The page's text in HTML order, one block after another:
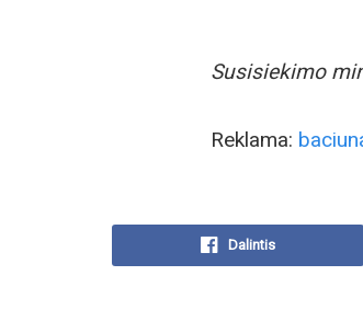
Susisiekimo
Reklama:
Dalintis